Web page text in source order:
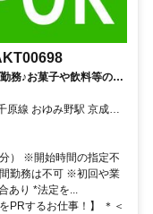
務♪お菓子や飲料等の
原線 おゆみ野駅 京成千
） ※開始時間の指定不
勤務は不可 ※初回や業
あり *法定を...
PRするお仕事！】 ＊＜